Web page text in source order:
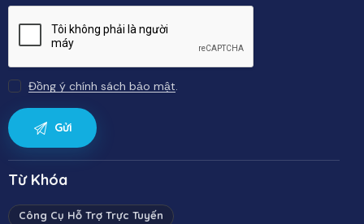
Đồng ý chính sách bảo mật.
Từ Khóa
Công Cụ Hỗ Trợ Trực Tuyến